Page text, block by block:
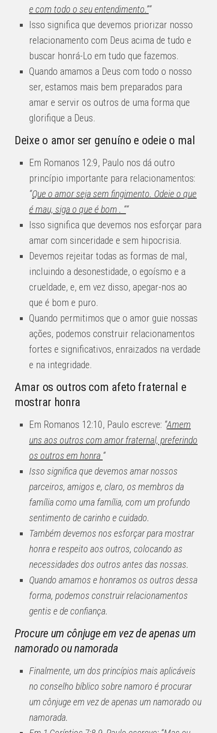
e com todo o seu entendimento.”“
Isso significa que devemos priorizar nosso
relacionamento com Deus acima de tudo e
buscar honrá-Lo em tudo que fazemos.
Quando amamos a Deus com todo o nosso
ser, estamos mais bem preparados para
amar e servir os outros de uma forma que
glorifique a Deus.
Deixe o amor ser genuíno e odeie o mal
Em Romanos 12:9, Paulo nos dá outro
princípio importante para relacionamentos:
“Que o amor seja sem fingimento. Odeie o que
é mau, siga o que é bom . ““
Isso significa que devemos nos esforçar para
amar com sinceridade e sem hipocrisia.
Devemos rejeitar todas as formas de mal,
incluindo a desonestidade, o egoísmo e a
crueldade, e, em vez disso, apegar-nos ao
que é bom e puro.
Quando permitimos que o amor guie nossas
ações, podemos construir relacionamentos
fortes e significativos, enraizados na verdade
e na integridade.
Amar os outros com afeto fraternal e
mostrar honra
Em Romanos 12:10, Paulo escreve: “Amem
uns aos outros com amor fraternal, preferindo
os outros em honra “
Isso significa que devemos amar nossos
parceiros, amigos e, claro, os membros da
família como uma família, com um profundo
sentimento de carinho e cuidado.
Também devemos nos esforçar para mostrar
honra e respeito aos outros, colocando as
necessidades dos outros antes das nossas.
Quando amamos e honramos os outros dessa
forma, podemos construir relacionamentos
gentis e de confiança.
Procure um cônjuge em vez de apenas um
namorado ou namorada
Finalmente, um dos princípios mais aplicáveis ​​
no conselho bíblico sobre namoro é procurar
um cônjuge em vez de apenas um namorado ou
namorada.